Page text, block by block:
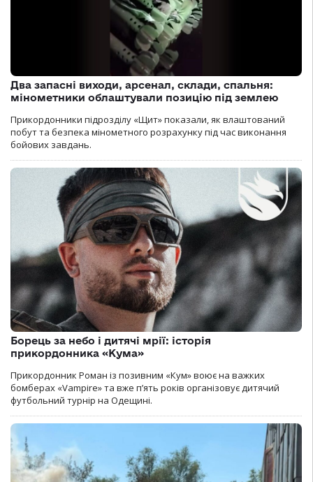
Два запасні виходи, арсенал, склади, спальня:
мінометники облаштували позицію під землею
Прикордонники підрозділу «Щит» показали, як влаштований
побут та безпека мінометного розрахунку під час виконання
бойових завдань.
Борець за небо і дитячі мрії: історія
прикордонника «Кума»
Прикордонник Роман із позивним «Кум» воює на важких
бомберах «Vampire» та вже п’ять років організовує дитячий
футбольний турнір на Одещині.